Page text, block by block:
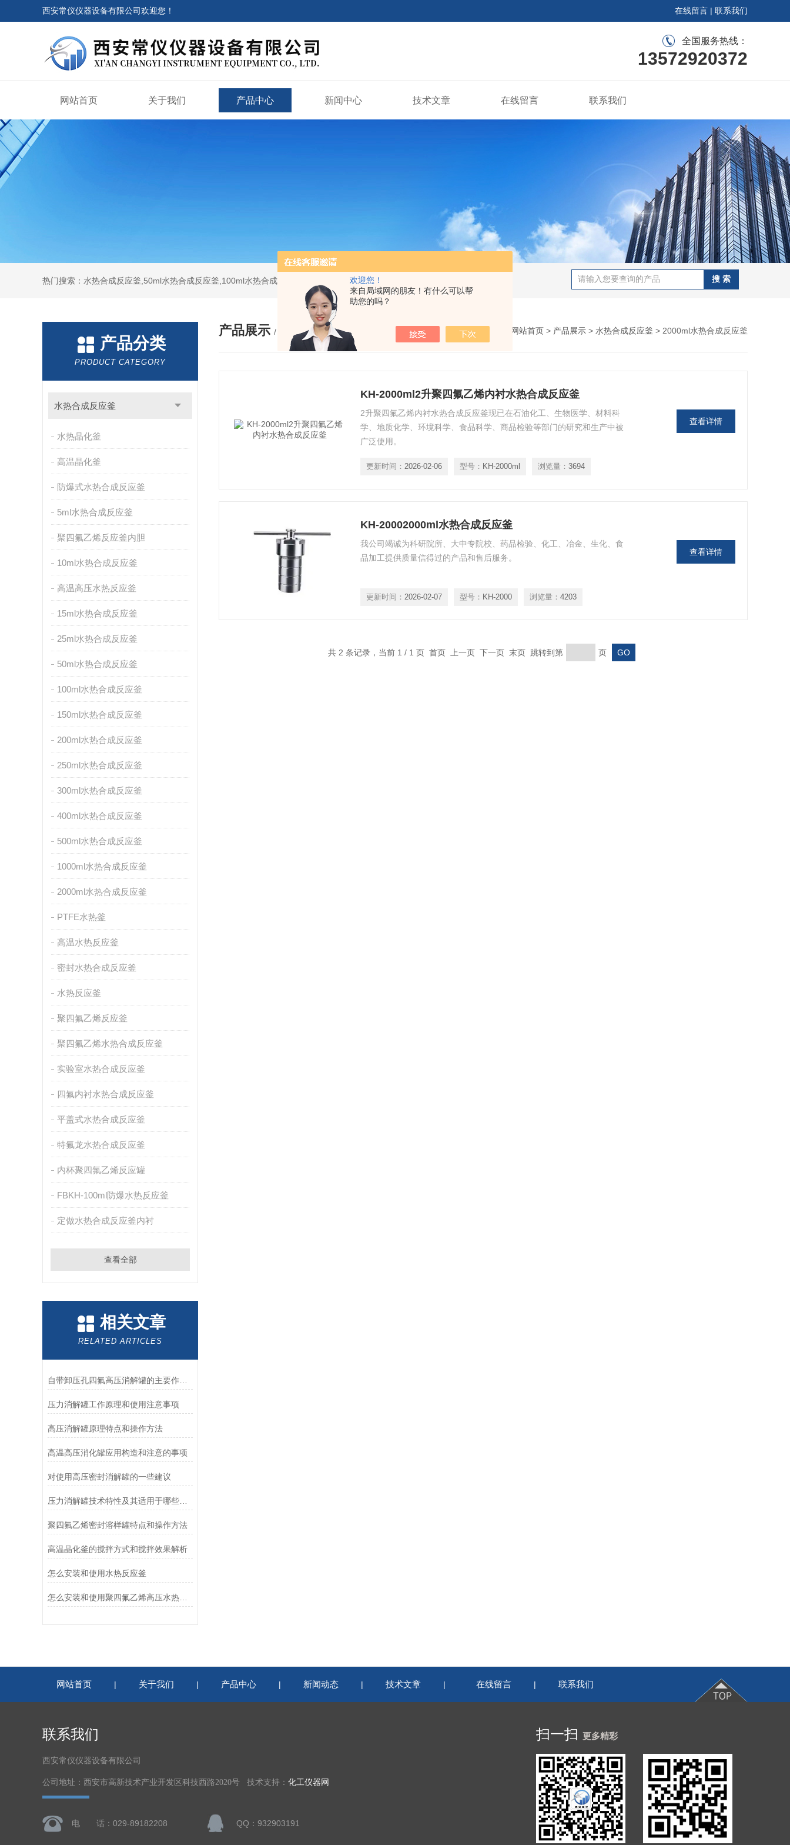
欢迎您！
来自局域网的朋友！有什么可以帮
助您的吗？
西安常仪仪器设备有限公司欢迎您！ 在线留言 | 联系我们
全国服务热线：
13572920372
网站首页 关于我们 产品中心 新闻中心 技术文章 在线留言 联系我们
热门搜索：水热合成反应釜,50ml水热合成反应釜,100ml水热合成反应釜,聚四氟乙烯水热合成反应釜,高压消解罐
产品分类
PRODUCT CATEGORY
水热合成反应釜
水热晶化釜
高温晶化釜
防爆式水热合成反应釜
5ml水热合成反应釜
聚四氟乙烯反应釜内胆
10ml水热合成反应釜
高温高压水热反应釜
15ml水热合成反应釜
25ml水热合成反应釜
50ml水热合成反应釜
100ml水热合成反应釜
150ml水热合成反应釜
200ml水热合成反应釜
250ml水热合成反应釜
300ml水热合成反应釜
400ml水热合成反应釜
500ml水热合成反应釜
1000ml水热合成反应釜
2000ml水热合成反应釜
PTFE水热釜
高温水热反应釜
密封水热合成反应釜
水热反应釜
聚四氟乙烯反应釜
聚四氟乙烯水热合成反应釜
实验室水热合成反应釜
四氟内衬水热合成反应釜
平盖式水热合成反应釜
特氟龙水热合成反应釜
内杯聚四氟乙烯反应罐
FBKH-100ml防爆水热反应釜
定做水热合成反应釜内衬
查看全部
相关文章
RELATED ARTICLES
自带卸压孔四氟高压消解罐的主要作用和操作方法
压力消解罐工作原理和使用注意事项
高压消解罐原理特点和操作方法
高温高压消化罐应用构造和注意的事项
对使用高压密封消解罐的一些建议
压力消解罐技术特性及其适用于哪些方面
聚四氟乙烯密封溶样罐特点和操作方法
高温晶化釜的搅拌方式和搅拌效果解析
怎么安装和使用水热反应釜
怎么安装和使用聚四氟乙烯高压水热反应釜
产品展示 / PRODUCTS 您的位置： 网站首页 > 产品展示 > 水热合成反应釜 > 2000ml水热合成反应釜
KH-2000ml2升聚四氟乙烯内衬水热合成反应釜
2升聚四氟乙烯内衬水热合成反应釜现已在石油化工、生物医学、材料科
学、地质化学、环境科学、食品科学、商品检验等部门的研究和生产中被
广泛使用。
更新时间： 2026-02-06 型号： KH-2000ml 浏览量： 3694
查看详情
KH-20002000ml水热合成反应釜
我公司竭诚为科研院所、大中专院校、药品检验、化工、冶金、生化、食
品加工提供质量信得过的产品和售后服务。
更新时间： 2026-02-07 型号： KH-2000 浏览量： 4203
查看详情
共 2 条记录，当前 1 / 1 页 首页 上一页 下一页 末页 跳转到第 页
网站首页 | 关于我们 | 产品中心 | 新闻动态 | 技术文章 | 在线留言 | 联系我们
联系我们
西安常仪仪器设备有限公司
公司地址：西安市高新技术产业开发区科技西路2020号 技术支持： 化工仪器网
电 话：029-89182208 QQ：932903191
扫一扫 更多精彩